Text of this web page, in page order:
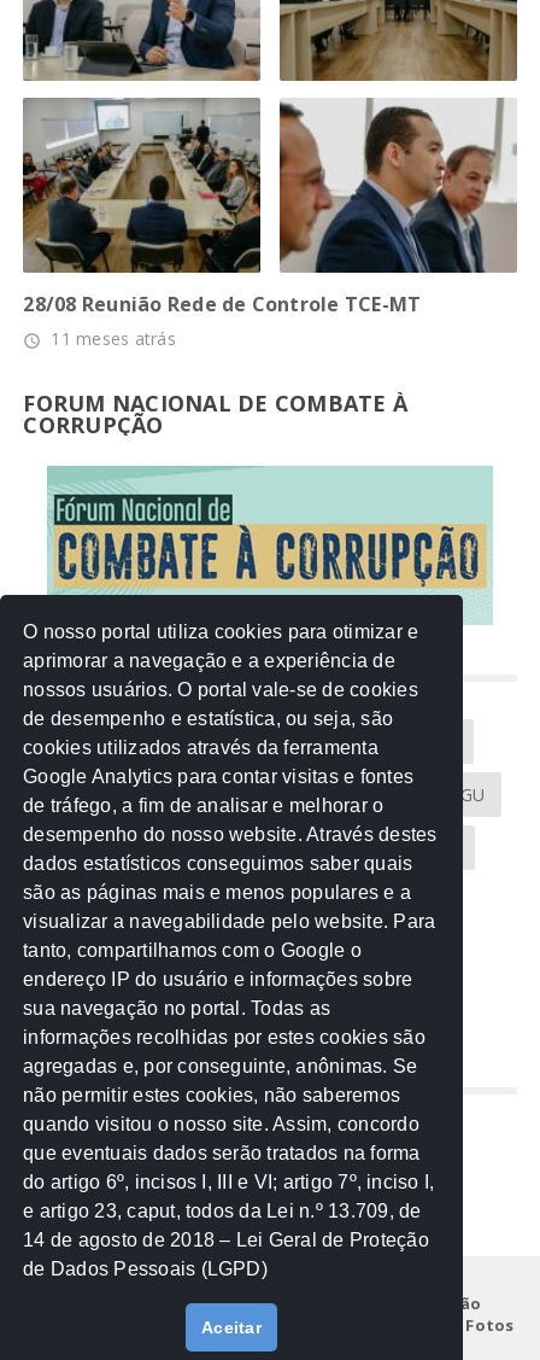
28/08 Reunião Rede de Controle TCE-MT
access_time 11 meses atrás
FORUM NACIONAL DE COMBATE À
CORRUPÇÃO
NUVEM DE TAGS
Acontece na Rede AGU AMM
Atricon Audicom CAU-MT CGU
CREA-MT Eventos MPC-MT MPE-MT
MPF Notícias PF PGE-MT PGR
Receita Federal Sem categoria
TCE-MT TCU TRE
REDE NOS ESTADOS
Mato Grosso do Sul
Paraná
Nacional
Institucional
Legislação
Notícias
Galeria de Fotos
Fale Conosco
O nosso portal utiliza cookies para otimizar e
aprimorar a navegação e a experiência de
nossos usuários. O portal vale-se de cookies
de desempenho e estatística, ou seja, são
cookies utilizados através da ferramenta
Google Analytics para contar visitas e fontes
de tráfego, a fim de analisar e melhorar o
desempenho do nosso website. Através destes
dados estatísticos conseguimos saber quais
são as páginas mais e menos populares e a
visualizar a navegabilidade pelo website. Para
tanto, compartilhamos com o Google o
endereço IP do usuário e informações sobre
sua navegação no portal. Todas as
informações recolhidas por estes cookies são
agregadas e, por conseguinte, anônimas. Se
não permitir estes cookies, não saberemos
quando visitou o nosso site. Assim, concordo
que eventuais dados serão tratados na forma
do artigo 6º, incisos I, III e VI; artigo 7º, inciso I,
e artigo 23, caput, todos da Lei n.º 13.709, de
14 de agosto de 2018 – Lei Geral de Proteção
de Dados Pessoais (LGPD)
Aceitar